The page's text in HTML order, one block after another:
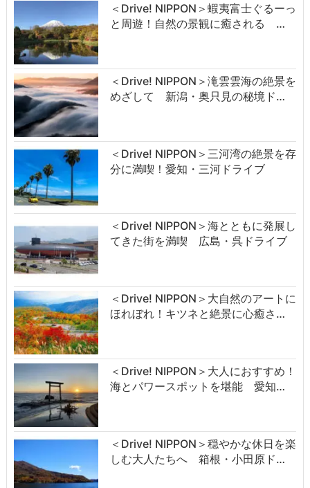
＜Drive! NIPPON＞蝦夷富士ぐるーっ
と周遊！自然の景観に癒される …
＜Drive! NIPPON＞滝雲雲海の絶景を
めざして 新潟・奥只見の秘境ド…
＜Drive! NIPPON＞三河湾の絶景を存
分に満喫！愛知・三河ドライブ
＜Drive! NIPPON＞海とともに発展し
てきた街を満喫 広島・呉ドライブ
＜Drive! NIPPON＞大自然のアートに
ほれぼれ！キツネと絶景に心癒さ…
＜Drive! NIPPON＞大人におすすめ！
海とパワースポットを堪能 愛知…
＜Drive! NIPPON＞穏やかな休日を楽
しむ大人たちへ 箱根・小田原ド…